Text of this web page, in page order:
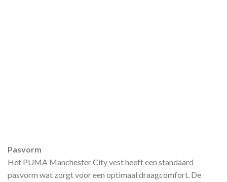
Pasvorm
Het PUMA Manchester City vest heeft een standaard
pasvorm wat zorgt voor een optimaal draagcomfort. De